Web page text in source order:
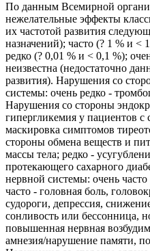
По данным Всемирной
нежелательные эффекты
их частотой развития
назначений); часто (? 1 % и <
редко (? 0,01 % и < 0,1 %);
неизвестна (недостаточно
развития). Нарушения со
системы: очень редко -
Нарушения со стороны
гипергликемия у пациентов
маскировка симптомов
стороны обмена веществ и
массы тела; редко -
протекающего сахарного
нервной системы: очень
часто - головная боль,
судороги, депрессия,
сонливость или бессонница,
повышенная нервная
амнезия/нарушение памяти,